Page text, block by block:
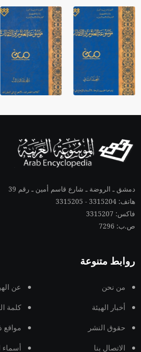
دمشق ـ الروضة ـ شارع قاسم أمين ـ رقم 39
هاتف: 3315204 - 3315205
فاكس: 3315207
ص.ب: 7296
روابط متنوعة
من نحن عن
أخبار الهيئة كلمة
حقوق النشر
الاتصال بنا أسماء